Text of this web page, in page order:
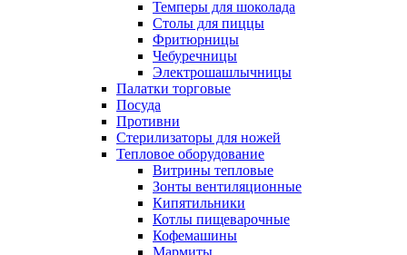
Темперы для шоколада
Столы для пиццы
Фритюрницы
Чебуречницы
Электрошашлычницы
Палатки торговые
Посуда
Противни
Стерилизаторы для ножей
Тепловое оборудование
Витрины тепловые
Зонты вентиляционные
Кипятильники
Котлы пищеварочные
Кофемашины
Мармиты